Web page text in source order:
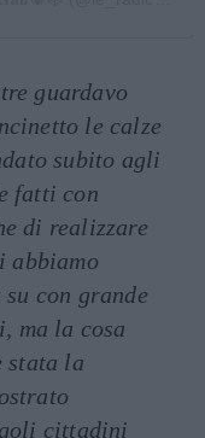
guardavo
le calze
subito agli
fatti con
di realizzare
abbiamo
con grande
ma la cosa
stata la
cittadini